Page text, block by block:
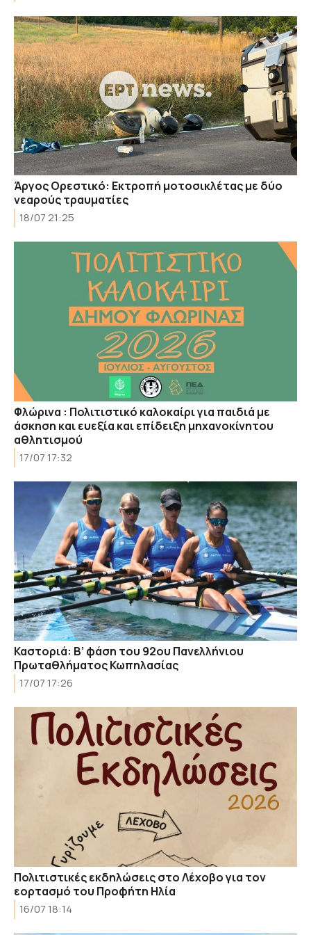
Άργος Ορεστικό: Εκτροπή μοτοσικλέτας με δύο
νεαρούς τραυματίες
18/07 21:25
Φλώρινα : Πολιτιστικό καλοκαίρι για παιδιά με
άσκηση και ευεξία και επίδειξη μηχανοκίνητου
αθλητισμού
17/07 17:32
Καστοριά: Β’ φάση του 92ου Πανελλήνιου
Πρωταθλήματος Κωπηλασίας
17/07 17:26
Πολιτιστικές εκδηλώσεις στο Λέχοβο για τον
εορτασμό του Προφήτη Ηλία
16/07 18:14